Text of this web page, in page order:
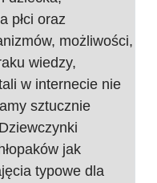
płci oraz
możliwości,
wiedzy,
w internecie nie
sztucznie
jak
typowe dla